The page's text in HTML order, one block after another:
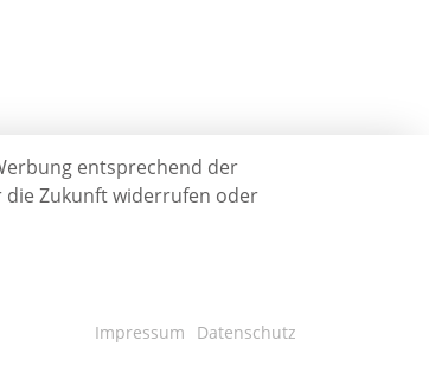
entsprechend der
die Zukunft widerrufen oder
Impressum Datenschutz